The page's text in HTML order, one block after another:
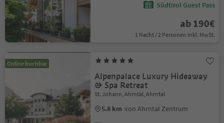
Südtirol Guest Pass
ab 190€
1 Nacht / 2 Personen Inkl. MwSt.
Online buchbar
Alpenpalace Luxury Hideaway
& Spa Retreat
St. Johann, Ahrntal, Ahrntal
5.8 km von Ahrntal Zentrum